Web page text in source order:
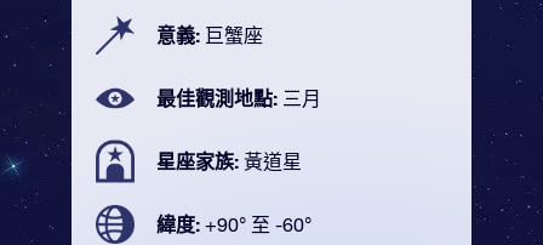
意義: 巨蟹座
最佳觀測地點: 三月
星座家族: 黃道星
緯度: +90° 至 -60°